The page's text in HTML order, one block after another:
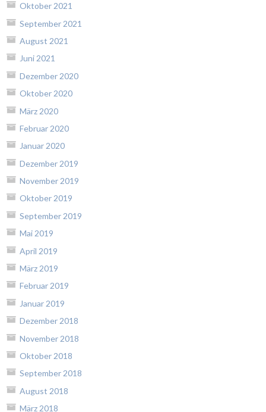
Oktober 2021
September 2021
August 2021
Juni 2021
Dezember 2020
Oktober 2020
März 2020
Februar 2020
Januar 2020
Dezember 2019
November 2019
Oktober 2019
September 2019
Mai 2019
April 2019
März 2019
Februar 2019
Januar 2019
Dezember 2018
November 2018
Oktober 2018
September 2018
August 2018
März 2018